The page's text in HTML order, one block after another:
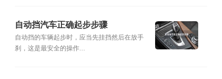
自动挡汽车正确起步步骤
自动挡的车辆起步时，应当先挂挡然后在放手
刹，这是最安全的操作...